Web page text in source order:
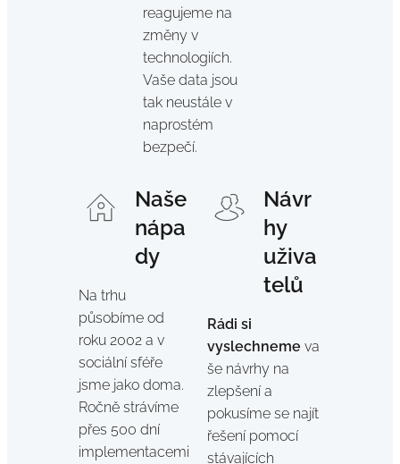
reagujeme na
změny v
technologiích.
Vaše data jsou
tak neustále v
naprostém
bezpečí.
Naše
nápa
dy
Na trhu
působíme od
roku 2002 a v
sociální sféře
jsme jako doma.
Ročně strávíme
přes 500 dní
implementacemi
Návr
hy
uživa
telů
Rádi si
vyslechneme va
še návrhy na
zlepšení a
pokusíme se najít
řešení pomocí
stávajících